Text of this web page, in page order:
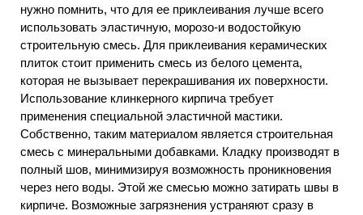
нужно помнить, что для ее приклеивания лучше всего
использовать эластичную, морозо-и водостойкую
строительную смесь. Для приклеивания керамических
плиток стоит применить смесь из белого цемента,
которая не вызывает перекрашивания их поверхности.
Использование клинкерного кирпича требует
применения специальной эластичной мастики.
Собственно, таким материалом является строительная
смесь с минеральными добавками. Кладку производят в
полный шов, минимизируя возможность проникновения
через него воды. Этой же смесью можно затирать швы в
кирпиче. Возможные загрязнения устраняют сразу в